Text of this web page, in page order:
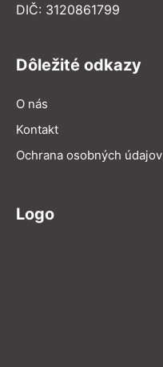
DIČ: 3120861799
Dôležité odkazy
O nás
Kontakt
Ochrana osobných údajov
Logo